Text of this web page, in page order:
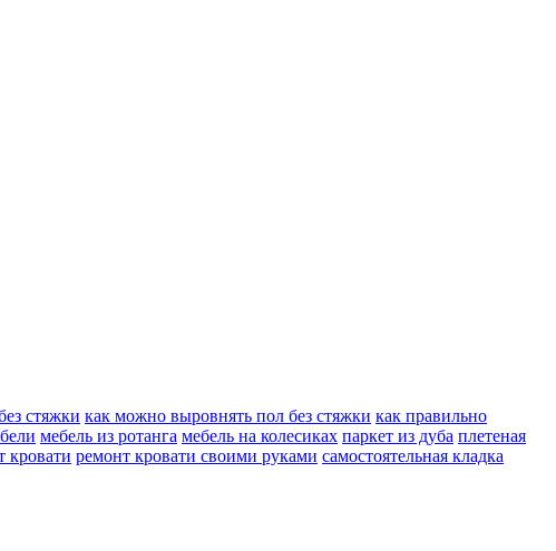
стяжки как можно выровнять пол без стяжки как правильно
мебель из ротанга мебель на колесиках паркет из дуба плетеная
кровати ремонт кровати своими руками самостоятельная кладка